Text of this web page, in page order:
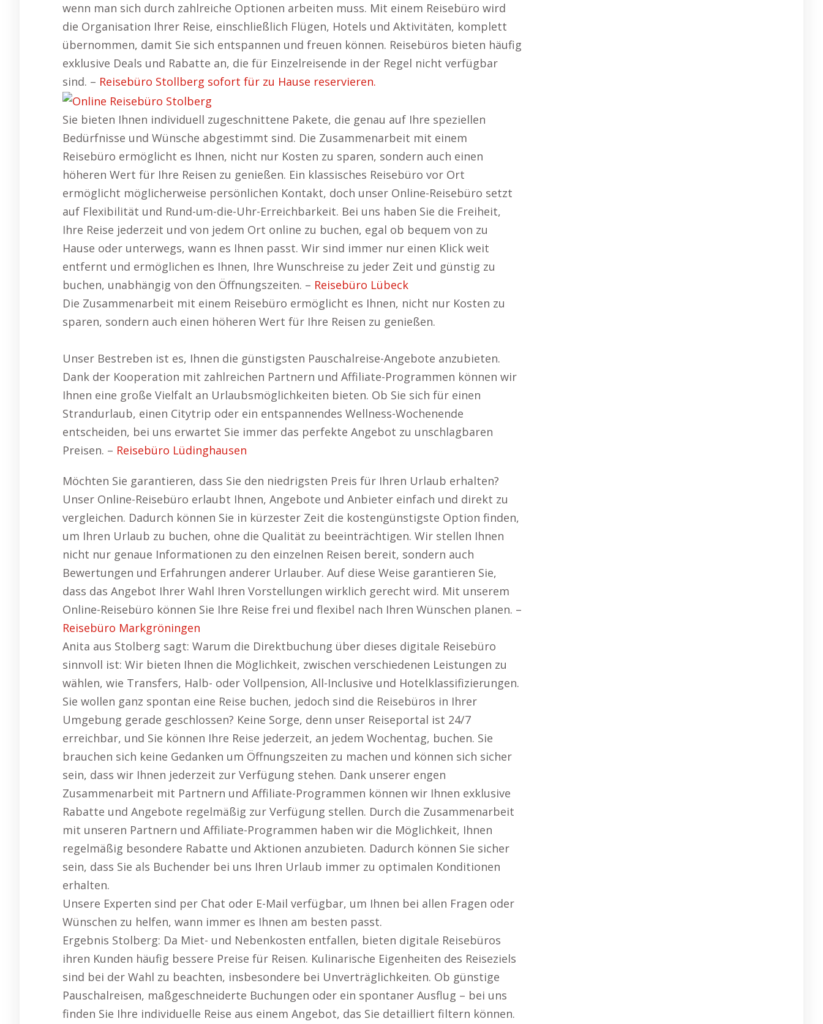
wenn man sich durch zahlreiche Optionen arbeiten muss. Mit einem Reisebüro wird
die Organisation Ihrer Reise, einschließlich Flügen, Hotels und Aktivitäten, komplett
übernommen, damit Sie sich entspannen und freuen können. Reisebüros bieten häufig
exklusive Deals und Rabatte an, die für Einzelreisende in der Regel nicht verfügbar
sind. – Reisebüro Stollberg sofort für zu Hause reservieren.
Sie bieten Ihnen individuell zugeschnittene Pakete, die genau auf Ihre speziellen
Bedürfnisse und Wünsche abgestimmt sind. Die Zusammenarbeit mit einem
Reisebüro ermöglicht es Ihnen, nicht nur Kosten zu sparen, sondern auch einen
höheren Wert für Ihre Reisen zu genießen. Ein klassisches Reisebüro vor Ort
ermöglicht möglicherweise persönlichen Kontakt, doch unser Online-Reisebüro setzt
auf Flexibilität und Rund-um-die-Uhr-Erreichbarkeit. Bei uns haben Sie die Freiheit,
Ihre Reise jederzeit und von jedem Ort online zu buchen, egal ob bequem von zu
Hause oder unterwegs, wann es Ihnen passt. Wir sind immer nur einen Klick weit
entfernt und ermöglichen es Ihnen, Ihre Wunschreise zu jeder Zeit und günstig zu
buchen, unabhängig von den Öffnungszeiten. – Reisebüro Lübeck
Die Zusammenarbeit mit einem Reisebüro ermöglicht es Ihnen, nicht nur Kosten zu
sparen, sondern auch einen höheren Wert für Ihre Reisen zu genießen.
Unser Bestreben ist es, Ihnen die günstigsten Pauschalreise-Angebote anzubieten.
Dank der Kooperation mit zahlreichen Partnern und Affiliate-Programmen können wir
Ihnen eine große Vielfalt an Urlaubsmöglichkeiten bieten. Ob Sie sich für einen
Strandurlaub, einen Citytrip oder ein entspannendes Wellness-Wochenende
entscheiden, bei uns erwartet Sie immer das perfekte Angebot zu unschlagbaren
Preisen. – Reisebüro Lüdinghausen
Möchten Sie garantieren, dass Sie den niedrigsten Preis für Ihren Urlaub erhalten?
Unser Online-Reisebüro erlaubt Ihnen, Angebote und Anbieter einfach und direkt zu
vergleichen. Dadurch können Sie in kürzester Zeit die kostengünstigste Option finden,
um Ihren Urlaub zu buchen, ohne die Qualität zu beeinträchtigen. Wir stellen Ihnen
nicht nur genaue Informationen zu den einzelnen Reisen bereit, sondern auch
Bewertungen und Erfahrungen anderer Urlauber. Auf diese Weise garantieren Sie,
dass das Angebot Ihrer Wahl Ihren Vorstellungen wirklich gerecht wird. Mit unserem
Online-Reisebüro können Sie Ihre Reise frei und flexibel nach Ihren Wünschen planen. –
Reisebüro Markgröningen
Anita aus Stolberg sagt: Warum die Direktbuchung über dieses digitale Reisebüro
sinnvoll ist: Wir bieten Ihnen die Möglichkeit, zwischen verschiedenen Leistungen zu
wählen, wie Transfers, Halb- oder Vollpension, All-Inclusive und Hotelklassifizierungen.
Sie wollen ganz spontan eine Reise buchen, jedoch sind die Reisebüros in Ihrer
Umgebung gerade geschlossen? Keine Sorge, denn unser Reiseportal ist 24/7
erreichbar, und Sie können Ihre Reise jederzeit, an jedem Wochentag, buchen. Sie
brauchen sich keine Gedanken um Öffnungszeiten zu machen und können sich sicher
sein, dass wir Ihnen jederzeit zur Verfügung stehen. Dank unserer engen
Zusammenarbeit mit Partnern und Affiliate-Programmen können wir Ihnen exklusive
Rabatte und Angebote regelmäßig zur Verfügung stellen. Durch die Zusammenarbeit
mit unseren Partnern und Affiliate-Programmen haben wir die Möglichkeit, Ihnen
regelmäßig besondere Rabatte und Aktionen anzubieten. Dadurch können Sie sicher
sein, dass Sie als Buchender bei uns Ihren Urlaub immer zu optimalen Konditionen
erhalten.
Unsere Experten sind per Chat oder E-Mail verfügbar, um Ihnen bei allen Fragen oder
Wünschen zu helfen, wann immer es Ihnen am besten passt.
Ergebnis Stolberg: Da Miet- und Nebenkosten entfallen, bieten digitale Reisebüros
ihren Kunden häufig bessere Preise für Reisen. Kulinarische Eigenheiten des Reiseziels
sind bei der Wahl zu beachten, insbesondere bei Unverträglichkeiten. Ob günstige
Pauschalreisen, maßgeschneiderte Buchungen oder ein spontaner Ausflug – bei uns
finden Sie Ihre individuelle Reise aus einem Angebot, das Sie detailliert filtern können.